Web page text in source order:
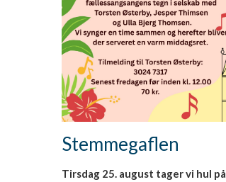
Stemmegaflen
Tirsdag 25. august tager vi hul på